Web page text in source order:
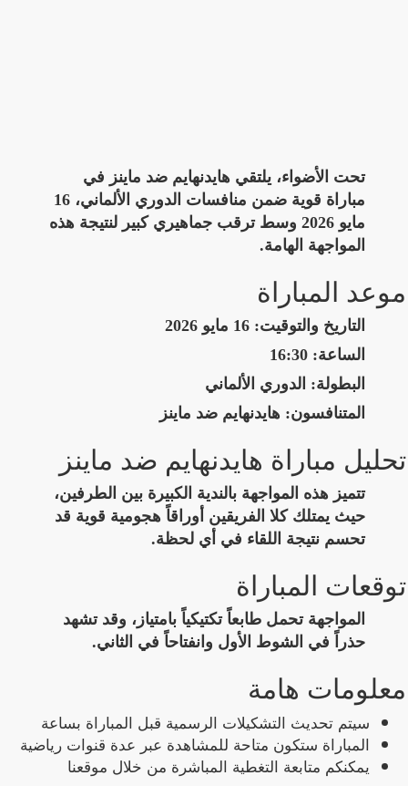
تحت الأضواء، يلتقي هايدنهايم ضد ماينز في
مباراة قوية ضمن منافسات الدوري الألماني، 16
مايو 2026 وسط ترقب جماهيري كبير لنتيجة هذه
المواجهة الهامة.
موعد المباراة
التاريخ والتوقيت: 16 مايو 2026
الساعة: 16:30
البطولة: الدوري الألماني
المتنافسون: هايدنهايم ضد ماينز
تحليل مباراة هايدنهايم ضد ماينز
تتميز هذه المواجهة بالندية الكبيرة بين الطرفين،
حيث يمتلك كلا الفريقين أوراقاً هجومية قوية قد
تحسم نتيجة اللقاء في أي لحظة.
توقعات المباراة
المواجهة تحمل طابعاً تكتيكياً بامتياز، وقد تشهد
حذراً في الشوط الأول وانفتاحاً في الثاني.
معلومات هامة
سيتم تحديث التشكيلات الرسمية قبل المباراة بساعة
المباراة ستكون متاحة للمشاهدة عبر عدة قنوات رياضية
يمكنكم متابعة التغطية المباشرة من خلال موقعنا